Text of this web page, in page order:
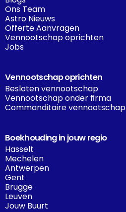
Ons Team
Astro Nieuws
Offerte Aanvragen
Vennootschap oprichten
Jobs
Vennootschap oprichten
Besloten vennootschap
Vennootschap onder firma
Commanditaire vennootschap
Boekhouding in jouw regio
Hasselt
Mechelen
Antwerpen
Gent
Brugge
Leuven
Jouw Buurt